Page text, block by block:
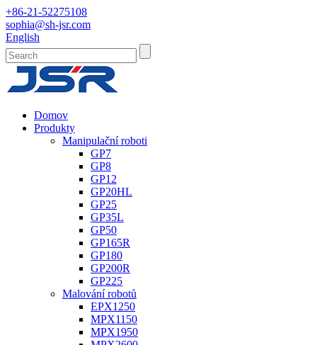
+86-21-52275108
sophia@sh-jsr.com
English
Domov
Produkty
Manipulační roboti
GP7
GP8
GP12
GP20HL
GP25
GP35L
GP50
GP165R
GP180
GP200R
GP225
Malování robotů
EPX1250
MPX1150
MPX1950